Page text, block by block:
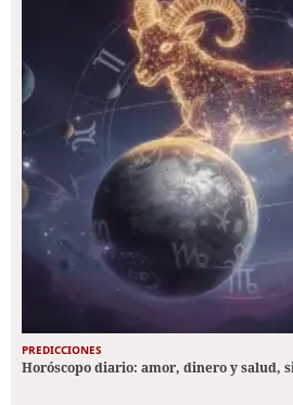
PREDICCIONES
Horóscopo diario: amor, dinero y salud,